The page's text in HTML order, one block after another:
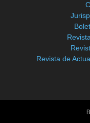
Revista de